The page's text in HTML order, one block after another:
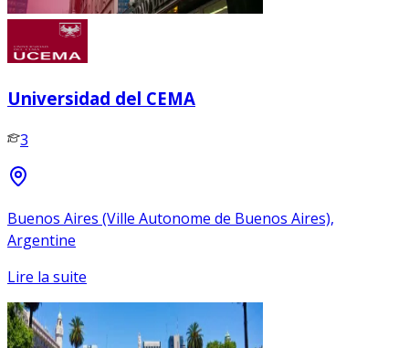
Universidad del CEMA
3
Buenos Aires (Ville Autonome de Buenos Aires),
Argentine
Lire la suite